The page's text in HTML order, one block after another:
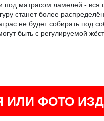
матрасом ламелей - вся
станет более
не будет собирать под
быть с регулируемой
ИЛИ ФОТО